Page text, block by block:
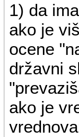
1) da
ako je
ocene
državni
ako je